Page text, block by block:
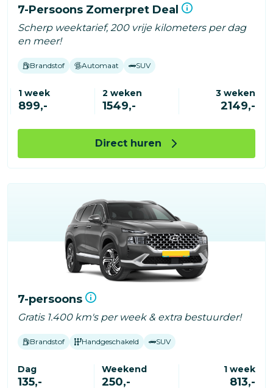
7-Persoons Zomerpret Deal
Scherp weektarief, 200 vrije kilometers per dag
en meer!
Brandstof Automaat SUV
1 week
899,-
2 weken
1549,-
3 weken
2149,-
Direct huren
7-persoons
Gratis 1.400 km's per week & extra bestuurder!
Brandstof Handgeschakeld SUV
Dag
135,-
Weekend
250,-
1 week
813,-